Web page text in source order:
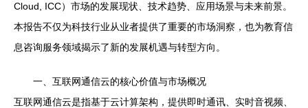
Cloud, ICC）市场的发展现状、技术趋势、应用场景与未来前景。
本报告不仅为科技行业从业者提供了重要的市场洞察，也为教育信
息咨询服务领域揭示了新的发展机遇与转型方向。
一、互联网通信云的核心价值与市场概况
互联网通信云是指基于云计算架构，提供即时通讯、实时音视频、